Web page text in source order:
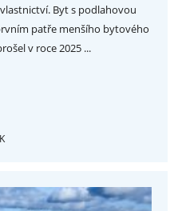
Byt s podlahovou
patře menšího bytového
v roce 2025 ...